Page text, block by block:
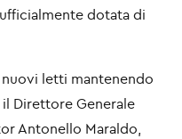
dotata di
letti mantenendo
Direttore Generale
Antonello Maraldo,